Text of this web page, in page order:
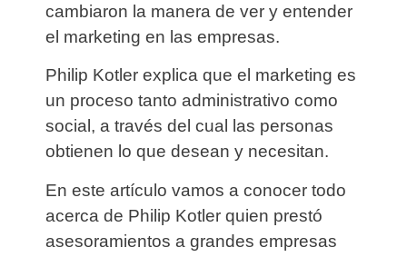
cambiaron la manera de ver y entender
el marketing en las empresas.
Philip Kotler explica que el marketing es
un proceso tanto administrativo como
social, a través del cual las personas
obtienen lo que desean y necesitan.
En este artículo vamos a conocer todo
acerca de Philip Kotler quien prestó
asesoramientos a grandes empresas